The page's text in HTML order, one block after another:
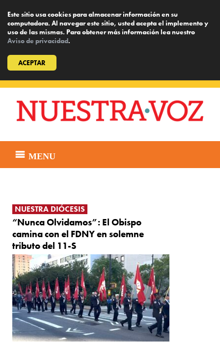
Este sitio usa cookies para almacenar información en su
computadora. Al navegar este sitio, usted acepta el implemento y
uso de las mismas. Para obtener más información lea nuestro
Aviso de privacidad.
ACEPTAR
content
MENU
NUESTRA DIÓCESIS
“Nunca Olvidamos”: El Obispo
camina con el FDNY en solemne
tributo del 11-S